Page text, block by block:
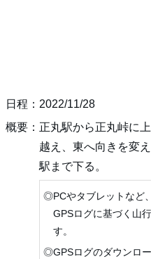
日程：2022/11/28
概要：正丸駅から正丸峠に
越え、東へ向きを変
駅まで下る。
◎PCやタブレットなど
GPSログに基づく山
す。
◎GPSログのダウンロ